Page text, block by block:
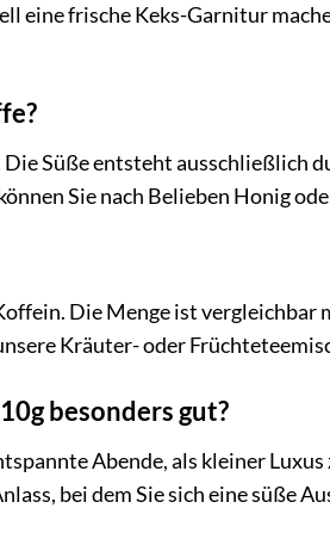
eine frische Keks-Garnitur
Süße entsteht ausschließlich
Sie nach Belieben Honig
Die Menge ist vergleichbar
Kräuter- oder
besonders gut?
Abende, als kleiner Luxus
bei dem Sie sich eine süße